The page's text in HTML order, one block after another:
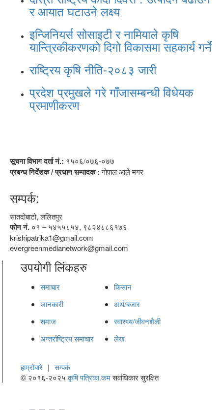
र आयात घटाउने लक्ष्य
इन्जिनियर्स सोसाइटी र नामियाले कृषि
यान्त्रिकीकरणको दिगो विकासमा सहकार्य गर्ने
राष्ट्रिय कृषि नीति-२०८३ जारी
प्रदेश प्रमुखले गरे गाँजासम्बन्धी विधेयक
प्रमाणीकरण
सूचना विभाग दर्ता नं.: १५०६/०७६-०७७
प्रबन्ध निर्देशक / प्रधान सम्पादक :गोपाल आले मगर
सम्पर्क:
सातदोबाटो, ललितपुर
फोन नं. ०१ – ५४५५८५४, ९८२४८८६१७६
krishipatrika1@gmail.com
evergreenmedianetwork@gmail.com
उपयोगी लिंकहरु
समाचार
किसान
जानकारी
अर्थ/बजार
समाज
स्वास्थ्य/जीवनशैली
अन्तर्राष्ट्रिय समाचार
लेख
हाम्रोबारे | सम्पर्क
© २०१६-२०२५कृषि पत्रिका.कमसर्वाधिकार सुरक्षित